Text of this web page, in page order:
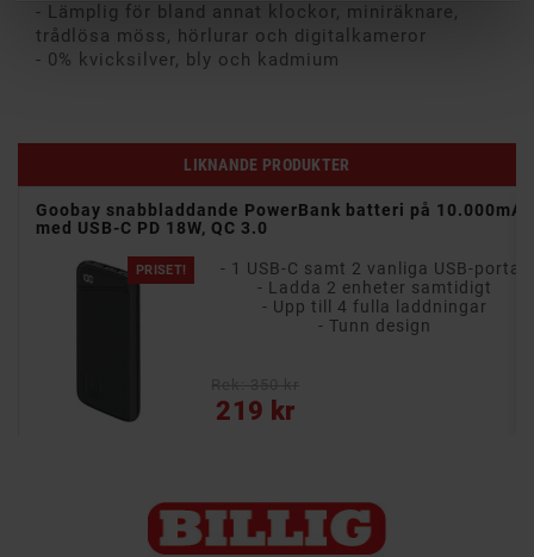
- Lämplig för bland annat klockor, miniräknare,
trådlösa möss, hörlurar och digitalkameror
- 0% kvicksilver, bly och kadmium
LIKNANDE PRODUKTER
Goobay snabbladdande PowerBank batteri på 10.000mAh
med USB-C PD 18W, QC 3.0
PRISET!
- 1 USB-C samt 2 vanliga USB-portar
- Ladda 2 enheter samtidigt
- Upp till 4 fulla laddningar
- Tunn design
219 kr
Pris